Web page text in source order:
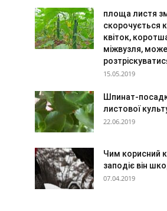
площа листя
скорочується
квіток,
міжвузля, може
15.05.2019
Шпинат-
листової
22.06.2019
Чим корисний
заподіє він
07.04.2019